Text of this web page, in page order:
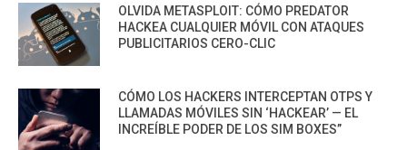
OLVIDA METASPLOIT: CÓMO PREDATOR
HACKEA CUALQUIER MÓVIL CON ATAQUES
PUBLICITARIOS CERO-CLIC
CÓMO LOS HACKERS INTERCEPTAN OTPS Y
LLAMADAS MÓVILES SIN ‘HACKEAR’ — EL
INCREÍBLE PODER DE LOS SIM BOXES”